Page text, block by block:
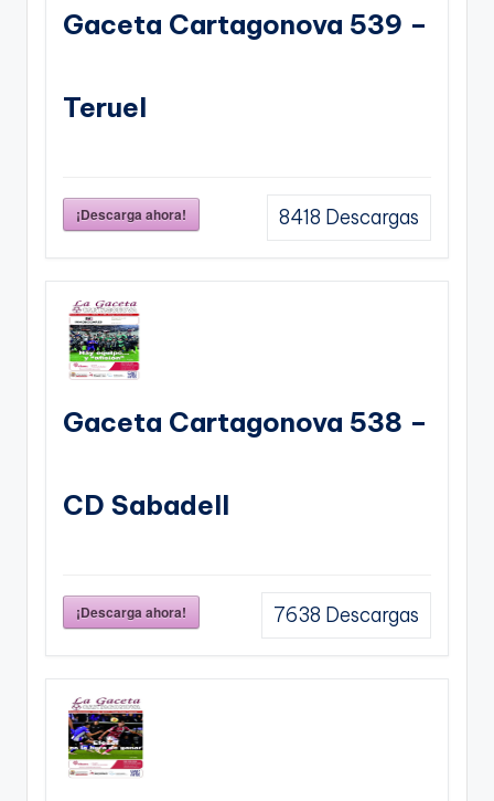
Gaceta Cartagonova 539 –
Teruel
¡Descarga ahora! 8418 Descargas
Gaceta Cartagonova 538 –
CD Sabadell
¡Descarga ahora! 7638 Descargas